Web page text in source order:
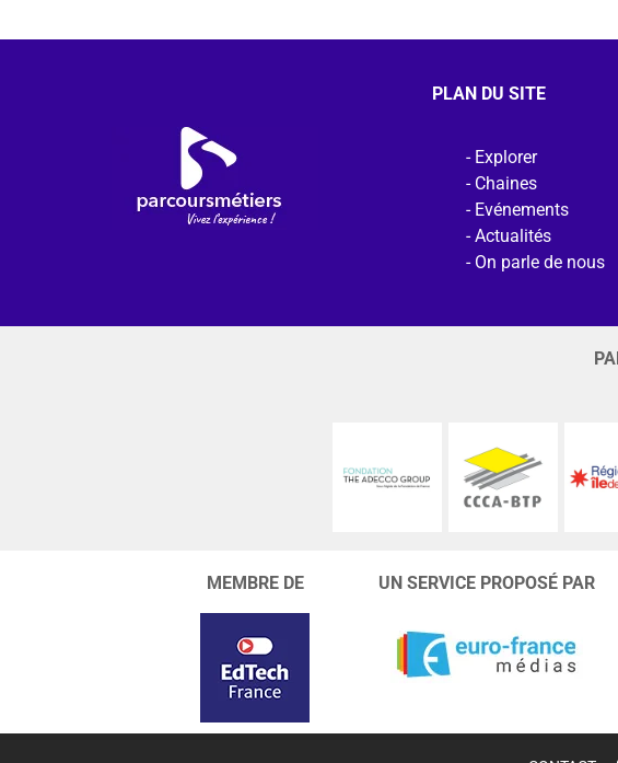
PLAN DU SITE
Explorer
Chaines
Evénements
Actualités
On parle de nous
MEMBRE DE UN SERVICE PROPOSÉ PAR